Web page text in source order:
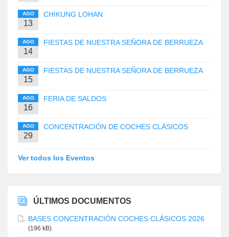
AGO
13
CHIKUNG LOHAN
AGO
14
FIESTAS DE NUESTRA SEÑORA DE BERRUEZA
AGO
15
FIESTAS DE NUESTRA SEÑORA DE BERRUEZA
AGO
16
FERIA DE SALDOS
AGO
29
CONCENTRACIÓN DE COCHES CLÁSICOS
Ver todos los Eventos
ÚLTIMOS DOCUMENTOS
BASES CONCENTRACIÓN COCHES CLÁSICOS 2026
(196 kB)